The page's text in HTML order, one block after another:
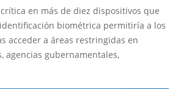
en más de diez dispositivos que
biométrica permitiría a los
acceder a áreas restringidas en
agencias gubernamentales,